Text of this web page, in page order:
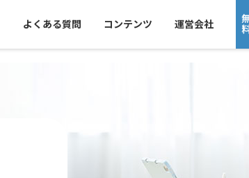
よくある質問 コンテンツ 運営会社